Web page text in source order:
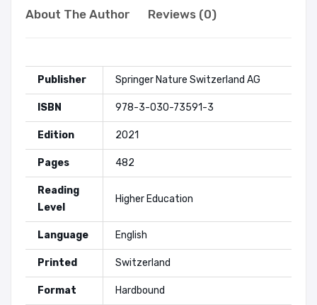
About The Author
Reviews (0)
Publisher Springer Nature Switzerland AG
ISBN 978-3-030-73591-3
Edition 2021
Pages 482
Reading
Level
Higher Education
Language English
Printed Switzerland
Format Hardbound